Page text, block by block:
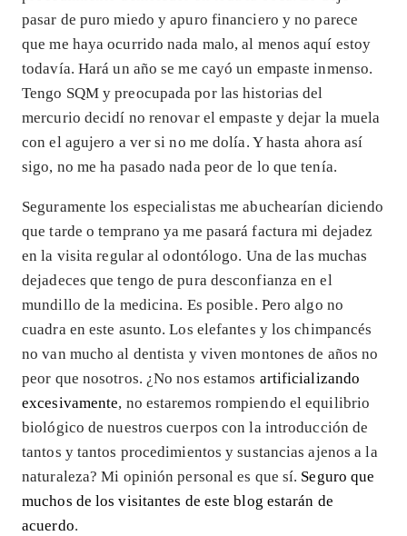
pasar de puro miedo y apuro financiero y no parece
que me haya ocurrido nada malo, al menos aquí estoy
todavía. Hará un año se me cayó un empaste inmenso.
Tengo SQM y preocupada por las historias del
mercurio decidí no renovar el empaste y dejar la muela
con el agujero a ver si no me dolía. Y hasta ahora así
sigo, no me ha pasado nada peor de lo que tenía.
Seguramente los especialistas me abuchearían diciendo
que tarde o temprano ya me pasará factura mi dejadez
en la visita regular al odontólogo. Una de las muchas
dejadeces que tengo de pura desconfianza en el
mundillo de la medicina. Es posible. Pero algo no
cuadra en este asunto. Los elefantes y los chimpancés
no van mucho al dentista y viven montones de años no
peor que nosotros. ¿No nos estamos artificializando
excesivamente, no estaremos rompiendo el equilibrio
biológico de nuestros cuerpos con la introducción de
tantos y tantos procedimientos y sustancias ajenos a la
naturaleza? Mi opinión personal es que sí. Seguro que
muchos de los visitantes de este blog estarán de
acuerdo.